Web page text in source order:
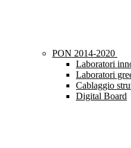
PON 2014-2020
Laboratori
Laboratori
Cablaggio
Digital Board